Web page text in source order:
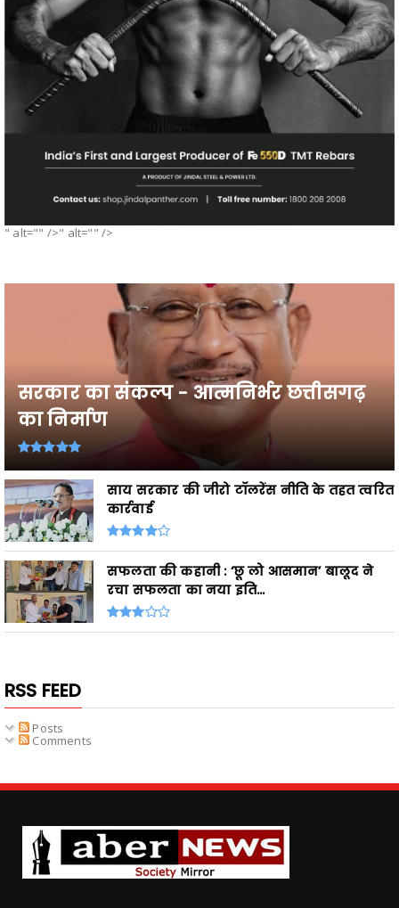
" alt="" />" alt="" />
सरकार का संकल्प - आत्मनिर्भर छत्तीसगढ़
का निर्माण
साय सरकार की जीरो टॉलरेंस नीति के तहत त्वरित
कार्रवाई
सफलता की कहानी : ‘छू लो आसमान’ बालूद ने
रचा सफलता का नया इति...
RSS FEED
Posts
Comments